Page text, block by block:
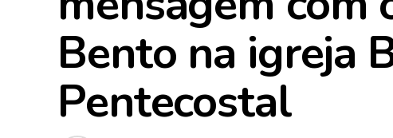
Bento na igreja
Pentecostal